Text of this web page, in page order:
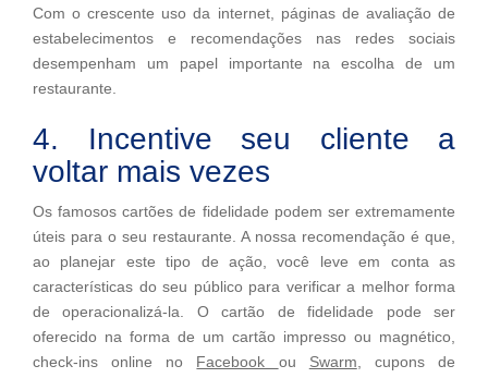
Com o crescente uso da internet, páginas de avaliação de
estabelecimentos e recomendações nas redes sociais
desempenham um papel importante na escolha de um
restaurante.
4. Incentive seu cliente a
voltar mais vezes
Os famosos cartões de fidelidade podem ser extremamente
úteis para o seu restaurante. A nossa recomendação é que,
ao planejar este tipo de ação, você leve em conta as
características do seu público para verificar a melhor forma
de operacionalizá-la. O cartão de fidelidade pode ser
oferecido na forma de um cartão impresso ou magnético,
check-ins online no Facebook ou Swarm , cupons de